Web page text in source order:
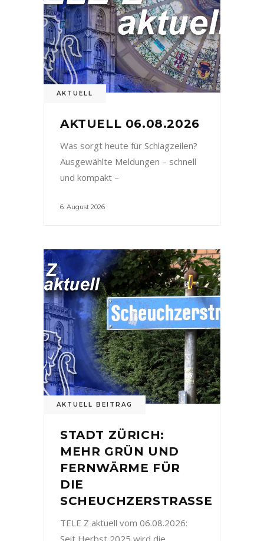
AKTUELL
AKTUELL 06.08.2026
Was sorgt heute für Schlagzeilen?
Ausgewählte Meldungen – schnell
und kompakt –
6. August 2026
AKTUELL BEITRAG
STADT ZÜRICH:
MEHR GRÜN UND
FERNWÄRME FÜR
DIE
SCHEUCHZERSTRASSE
TELE Z aktuell vom 06.08.2026:
Seit Herbst 2025 wird die